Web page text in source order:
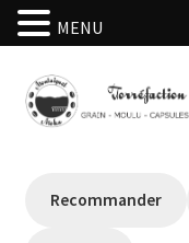
Aller
à
Aller
au
Recommander
MENU